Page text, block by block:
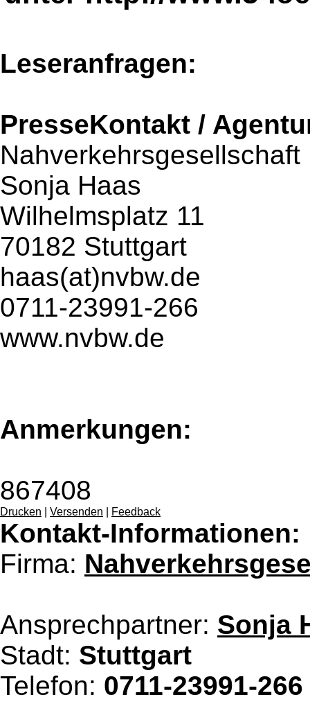
Leseranfragen:
PresseKontakt /
Sonja Haas
Wilhelmsplatz 11
70182 Stuttgart
haas(at)nvbw.de
0711-23991-266
www.nvbw.de
Anmerkungen:
867408
Drucken Versenden Feedback
Kontakt-Informationen:
Firma:
Ansprechpartner: Sonja
Stadt: Stuttgart
Telefon: 0711-23991-266